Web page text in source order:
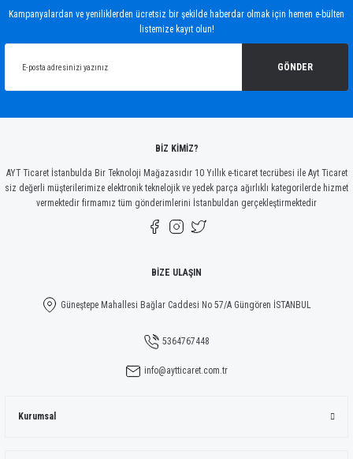
Ürün açıklamasında eksik bilgiler bulunuyor.
Gönder
Kampanyalardan ve yeniliklerden ücretsiz bir şekilde haberdar olmak için hemen e-bülten
listemize kayıt olun!
GÖNDER
BİZ KİMİZ?
AYT Ticaret İstanbulda Bir Teknoloji Mağazasıdır 10 Yıllık e-ticaret tecrübesi ile Ayt Ticaret
siz değerli müşterilerimize elektronik teknelojik ve yedek parça ağırlıklı kategorilerde hizmet
vermektedir firmamız tüm gönderimlerini İstanbuldan gerçekleştirmektedir
BİZE ULAŞIN
Güneştepe Mahallesi Bağlar Caddesi No 57/A Güngören İSTANBUL
5364767448
info@aytticaret.com.tr
Kurumsal